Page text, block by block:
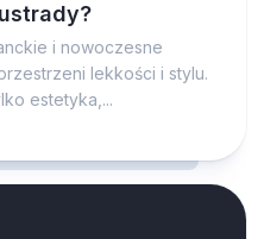
i nowoczesne
lekkości i stylu.
estetyka,...